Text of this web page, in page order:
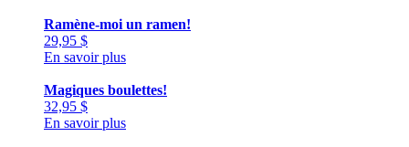
Ramène-moi un ramen!
29,95 $
En savoir plus
Magiques boulettes!
32,95 $
En savoir plus